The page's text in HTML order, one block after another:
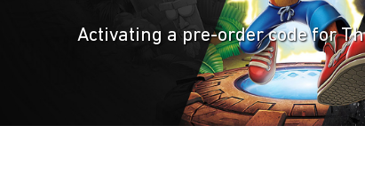
Activating a pre-order code for